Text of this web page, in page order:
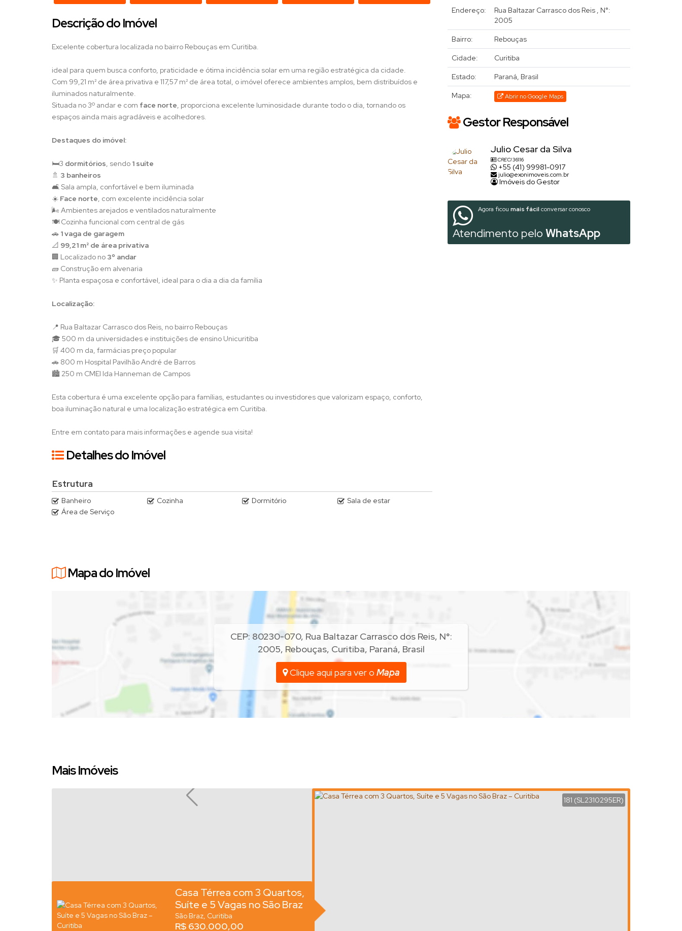
Descrição do Imóvel
Excelente cobertura localizada no bairro Rebouças em Curitiba.
ideal para quem busca conforto, praticidade e ótima incidência solar em uma região estratégica da cidade.
Com 99,21 m² de área privativa e 117,57 m² de área total, o imóvel oferece ambientes amplos, bem distribuídos e
iluminados naturalmente.
Situada no 3º andar e com face norte , proporciona excelente luminosidade durante todo o dia, tornando os
espaços ainda mais agradáveis e acolhedores.
Destaques do imóvel:
🛏️3 dormitórios , sendo 1 suíte
🚿 3 banheiros
🛋️ Sala ampla, confortável e bem iluminada
☀️ Face norte , com excelente incidência solar
🌬️ Ambientes arejados e ventilados naturalmente
🍽️ Cozinha funcional com central de gás
🚗 1 vaga de garagem
📐 99,21 m² de área privativa
🏢 Localizado no 3º andar
🧱 Construção em alvenaria
✨ Planta espaçosa e confortável, ideal para o dia a dia da família
Localização:
📍 Rua Baltazar Carrasco dos Reis, no bairro Rebouças
🎓 500 m da universidades e instituições de ensino Unicuritiba
🛒 400 m da, farmácias preço popular
🚗 800 m Hospital Pavilhão André de Barros
🏙️ 250 m CMEI Ida Hanneman de Campos
Esta cobertura é uma excelente opção para famílias, estudantes ou investidores que valorizam espaço, conforto,
boa iluminação natural e uma localização estratégica em Curitiba.
Entre em contato para mais informações e agende sua visita!
Detalhes do Imóvel
Estrutura
Banheiro Cozinha Dormitório
Sala de estar
Área de Serviço
Endereço: Rua Baltazar Carrasco dos Reis , N°:
2005
Bairro: Rebouças
Cidade: Curitiba
Estado: Paraná, Brasil
Mapa: Abrir no Google Maps
Gestor Responsável
Julio Cesar da Silva
CRECI36116
+55 (41) 99981-0917
julio@exonimoveis.com.br
Imóveis do Gestor
Agora ficou mais fácil conversar conosco
Atendimento pelo WhatsApp
Mapa do Imóvel
CEP: 80230-070, Rua Baltazar Carrasco dos Reis, N°:
2005, Rebouças, Curitiba, Paraná, Brasil
Clique aqui para ver o Mapa
Mais Imóveis
Casa Térrea com 3 Quartos,
Suíte e 5 Vagas no São Braz
– Curitiba
São Braz Curitiba
R$ 630.000,00
181 (SL2310295ER)